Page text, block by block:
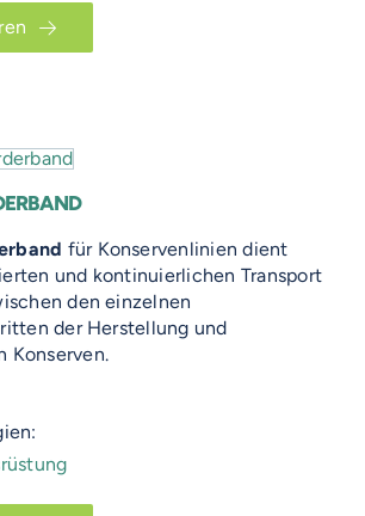
für Konservenlinien dient
und kontinuierlichen Transport
den einzelnen
der Herstellung und
Konserven.